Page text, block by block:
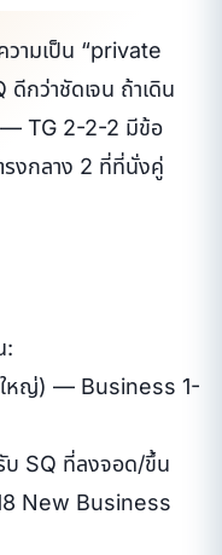
ามเป็น “private
กว่าชัดเจน ถ้าเดิน
— TG 2-2-2 มีข้อ
รงกลาง 2 ที่ที่นั่งคู่
:
ใหญ่) — Business 1-
บ SQ ที่ลงจอด/ขึ้น
New Business